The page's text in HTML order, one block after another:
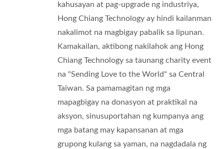
kahusayan at pag-upgrade ng industriya,
Hong Chiang Technology ay hindi kailanman
nakalimot na magbigay pabalik sa lipunan.
Kamakailan, aktibong nakilahok ang Hong
Chiang Technology sa taunang charity event
na "Sending Love to the World" sa Central
Taiwan. Sa pamamagitan ng mga
mapagbigay na donasyon at praktikal na
aksyon, sinusuportahan ng kumpanya ang
mga batang may kapansanan at mga
grupong kulang sa yaman, na nagdadala ng